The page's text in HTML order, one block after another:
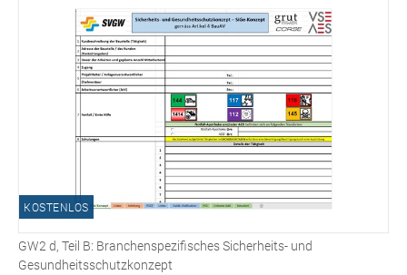
KOSTENLOS
GW2 d, Teil B: Branchenspezifisches Sicherheits- und
Gesundheitsschutzkonzept